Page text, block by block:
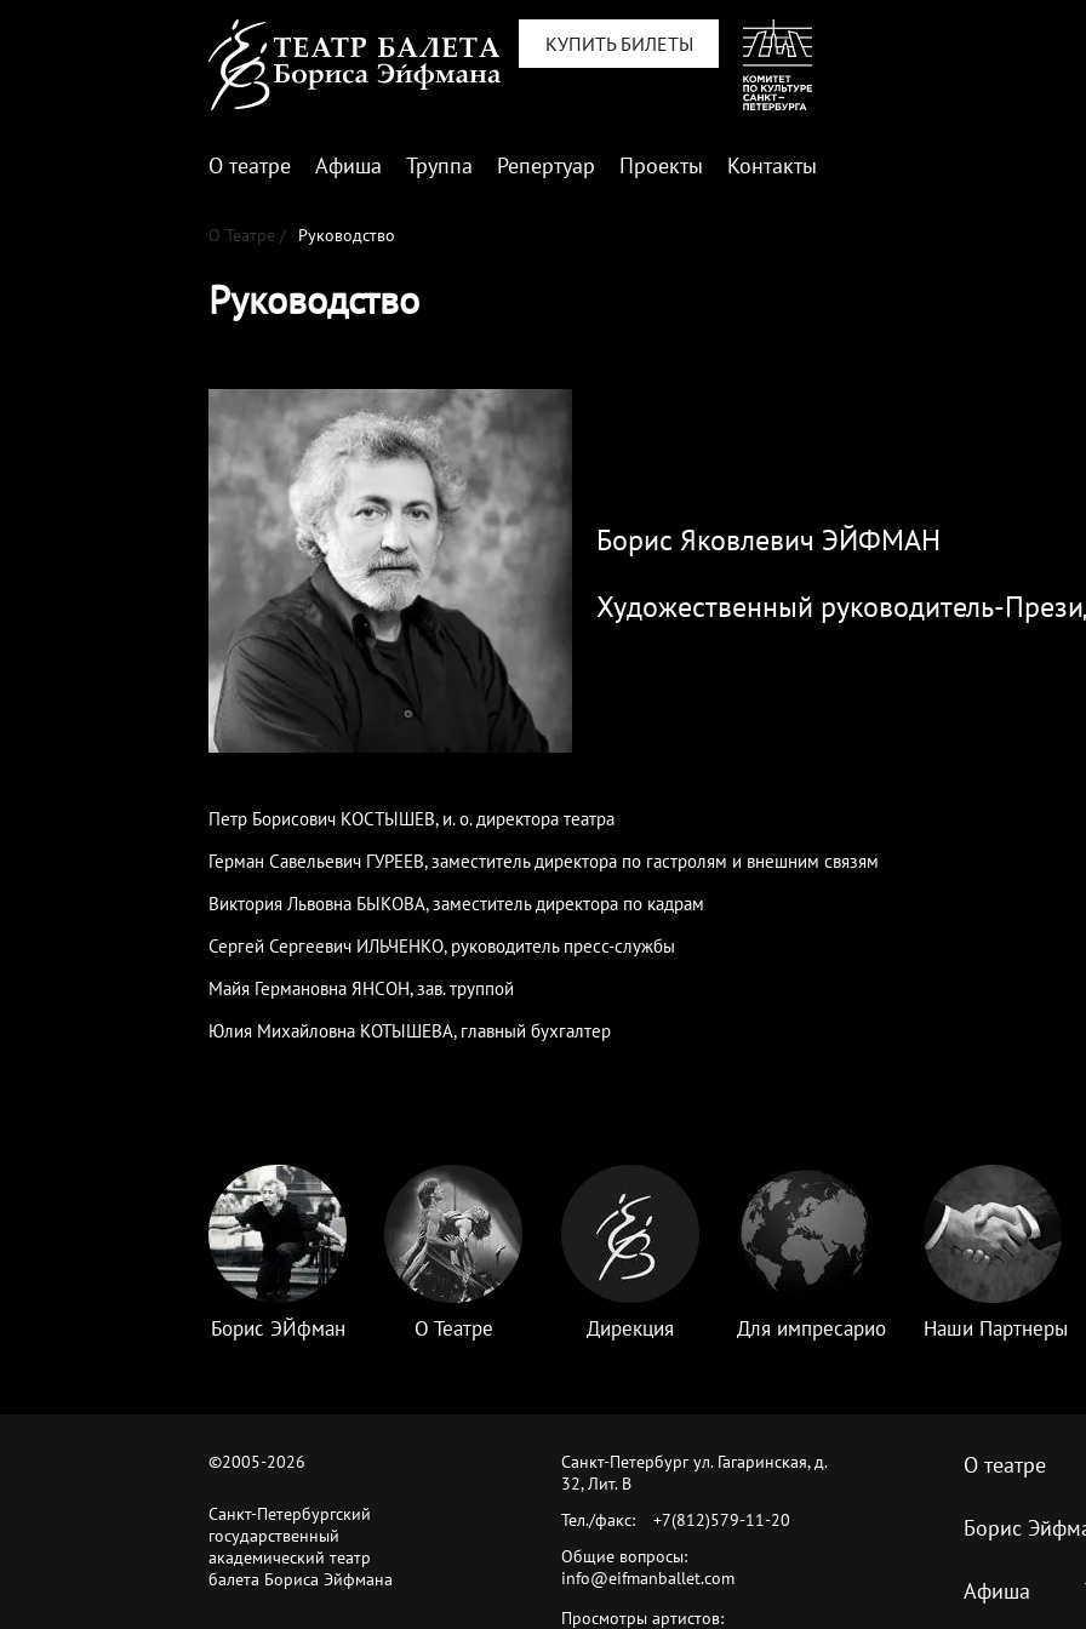
КУПИТЬ БИЛЕТЫ
О театре Афиша Труппа Репертуар Проекты Контакты
О Театре / Руководство
Руководство
Борис Яковлевич ЭЙФМАН
Художественный руководитель-
Петр Борисович КОСТЫШЕВ, и. о. директора театра
Герман Савельевич ГУРЕЕВ, заместитель директора по гастролям и внешним связям
Виктория Львовна БЫКОВА, заместитель директора по кадрам
Сергей Сергеевич ИЛЬЧЕНКО, руководитель пресс-службы
Майя Германовна ЯНСОН, зав. труппой
Юлия Михайловна КОТЫШЕВА, главный бухгалтер
Борис ЭЙфман О Театре Дирекция Для импресарио Наши Партнеры
©2005-2026
Санкт-Петербургский
государственный
академический театр
балета Бориса Эйфмана
Санкт-Петербург ул. Гагаринская, д.
32, Лит. B
Тел./факс:
+7(812)579-11-20
Общие вопросы:
info@eifmanballet.com
Просмотры артистов:
О театре
Борис
Афиша